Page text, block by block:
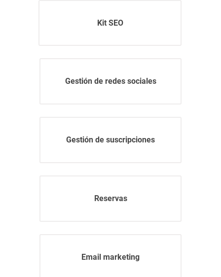
Kit SEO
Gestión de redes sociales
Gestión de suscripciones
Reservas
Email marketing